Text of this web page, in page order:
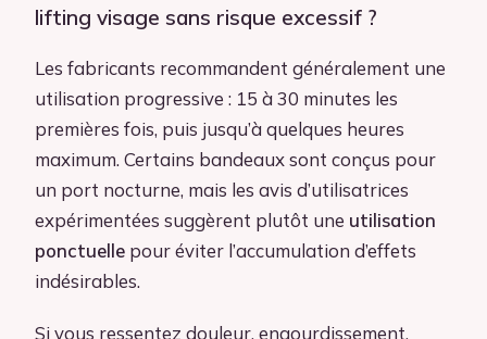
lifting visage sans risque excessif ?
Les fabricants recommandent généralement une
utilisation progressive : 15 à 30 minutes les
premières fois, puis jusqu’à quelques heures
maximum. Certains bandeaux sont conçus pour
un port nocturne, mais les avis d’utilisatrices
expérimentées suggèrent plutôt une utilisation
ponctuelle pour éviter l’accumulation d’effets
indésirables.
Si vous ressentez douleur, engourdissement,